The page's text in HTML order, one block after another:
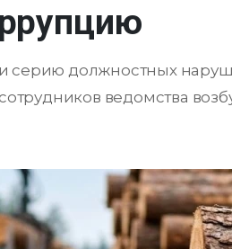
серию должностных
ведомства